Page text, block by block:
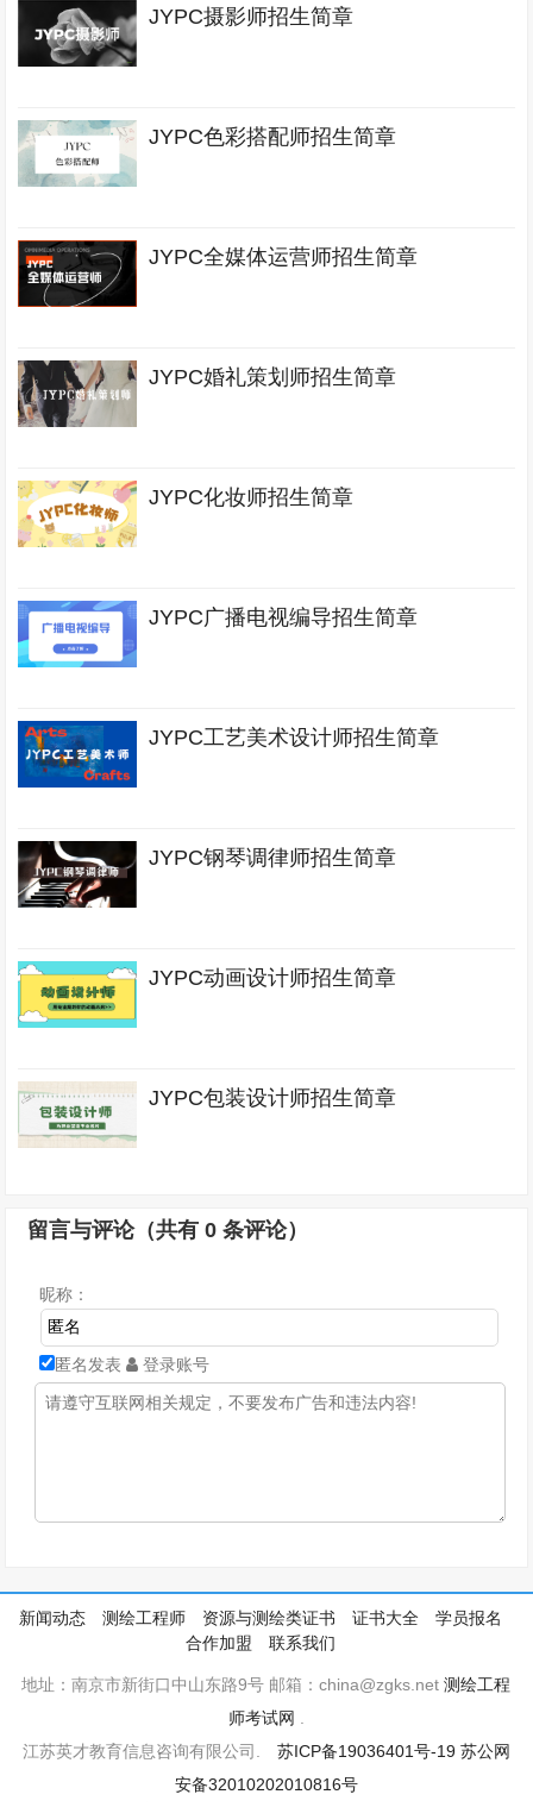
JYPC摄影师招生简章
JYPC色彩搭配师招生简章
JYPC全媒体运营师招生简章
JYPC婚礼策划师招生简章
JYPC化妆师招生简章
JYPC广播电视编导招生简章
JYPC工艺美术设计师招生简章
JYPC钢琴调律师招生简章
JYPC动画设计师招生简章
JYPC包装设计师招生简章
留言与评论（共有0 条评论）
昵称：
匿名发表 登录账号
新闻动态 测绘工程师 资源与测绘类证书 证书大全
学员报名
合作加盟
联系我们
地址：南京市新街口中山东路9号 邮箱：china@zgks.net测绘工程
师考试网
江苏英才教育信息咨询有限公司. 苏ICP备19036401号-19 苏公网
安备32010202010816号